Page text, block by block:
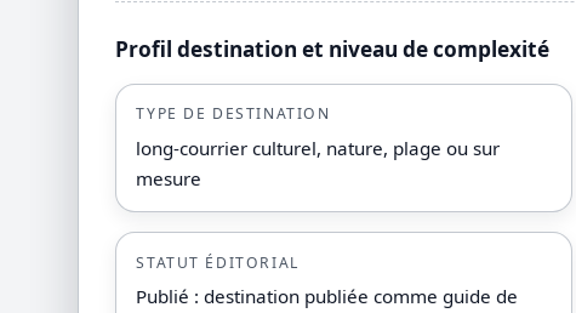
Profil destination et niveau de complexité
TYPE DE DESTINATION
long-courrier culturel, nature, plage ou sur
mesure
STATUT ÉDITORIAL
Publié : destination publiée comme guide de